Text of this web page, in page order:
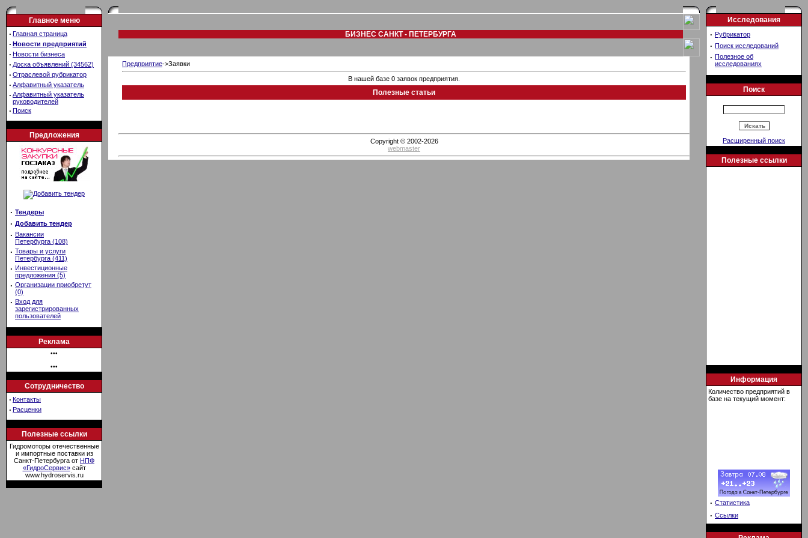
Главное меню
· Главная страница
· Новости предприятий
· Новости бизнеса
· Доска объявлений (34562)
· Отраслевой рубрикатор
· Алфавитный указатель
· Алфавитный указатель
руководителей
· Поиск
Предложения
· Тендеры
· Добавить тендер
· Вакансии
Петербурга (108)
· Товары и услуги
Петербурга (411)
· Инвестиционные
предложения (5)
· Организации приобретут
(0)
· Вход для
зарегистрированных
пользователей
Реклама
•••
•••
Сотрудничество
· Контакты
· Расценки
Полезные ссылки
Гидромоторы отечественные
и импортные поставки из
Санкт-Петербурга от НПФ
«ГидроСервис»сайт
www.hydroservis.ru
БИЗНЕС САНКТ - ПЕТЕРБУРГА
Предприятие->Заявки
В нашей базе 0 заявок предприятия.
Полезные статьи
Copyright © 2002-2026
webmaster
Исследования
· Рубрикатор
· Поиск исследований
· Полезное об
исследованиях
Поиск
Расширенный поиск
Полезные ссылки
Информация
Количество предприятий в
базе на текущий момент:
· Статистика
· Ссылки